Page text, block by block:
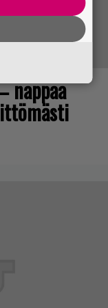
nappaa